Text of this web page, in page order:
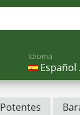
Idioma
Español
Potentes